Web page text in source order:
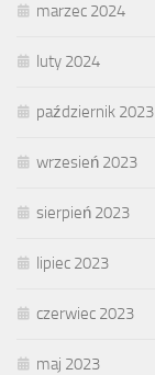
marzec 2024
luty 2024
październik 2023
wrzesień 2023
sierpień 2023
lipiec 2023
czerwiec 2023
maj 2023